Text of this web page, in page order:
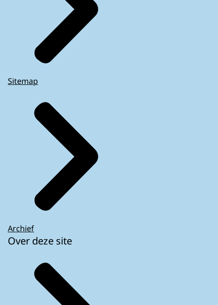
Sitemap
Archief
Over deze site